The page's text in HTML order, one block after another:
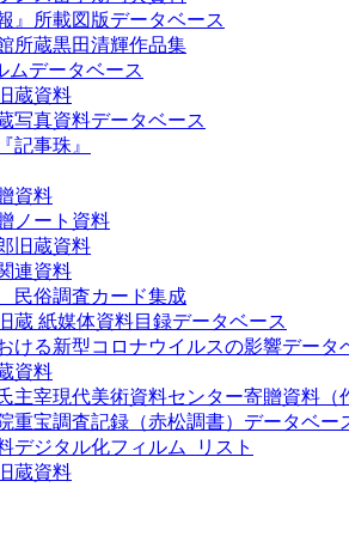
』所載図版データベース
所蔵黒田清輝作品集
ムデータベース
蔵資料
写真資料データベース
記事珠』
資料
ノート資料
旧蔵資料
連資料
民俗調査カード集成
蔵 紙媒体資料目録データベース
ける新型コロナウイルスの影響データ
資料
主宰現代美術資料センター寄贈資料（
重宝調査記録（赤松調書）データベー
デジタル化フィルム_リスト
蔵資料